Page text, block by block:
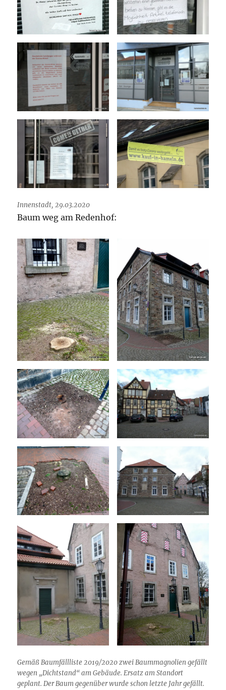
Innenstadt, 29.03.2020
Baum weg am Redenhof:
Gemäß Baumfällliste 2019/2020 zwei Baummagnolien gefällt
wegen „Dichtstand“ am Gebäude. Ersatz am Standort
geplant. Der Baum gegenüber wurde schon letzte Jahr gefällt.